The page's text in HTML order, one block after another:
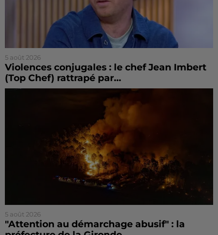
5 août 2026
Violences conjugales : le chef Jean Imbert
(Top Chef) rattrapé par...
5 août 2026
"Attention au démarchage abusif" : la